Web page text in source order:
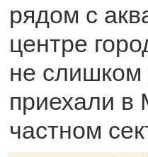
рядом с
центре
не
приехали в
частном